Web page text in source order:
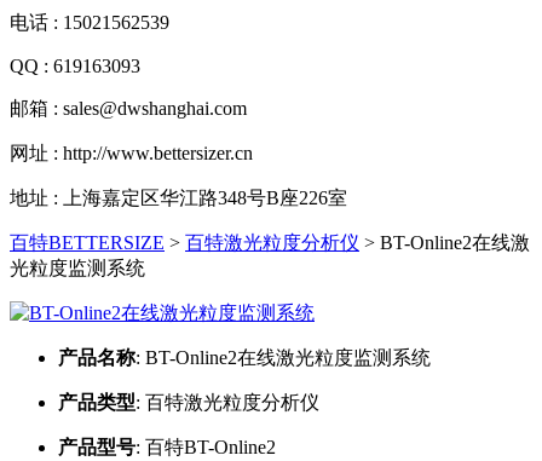
电话 : 15021562539
QQ : 619163093
邮箱 : sales@dwshanghai.com
网址 : http://www.bettersizer.cn
地址 : 上海嘉定区华江路348号B座226室
百特BETTERSIZE > 百特激光粒度分析仪 > BT-Online2在线激
光粒度监测系统
产品名称: BT-Online2在线激光粒度监测系统
产品类型: 百特激光粒度分析仪
产品型号: 百特BT-Online2